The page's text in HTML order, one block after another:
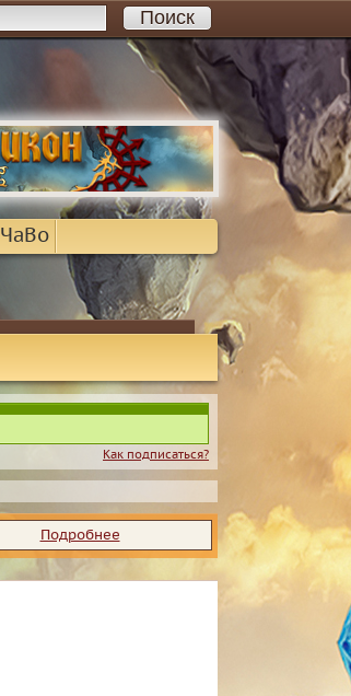
ЧаВо
Как подписаться?
Подробнее